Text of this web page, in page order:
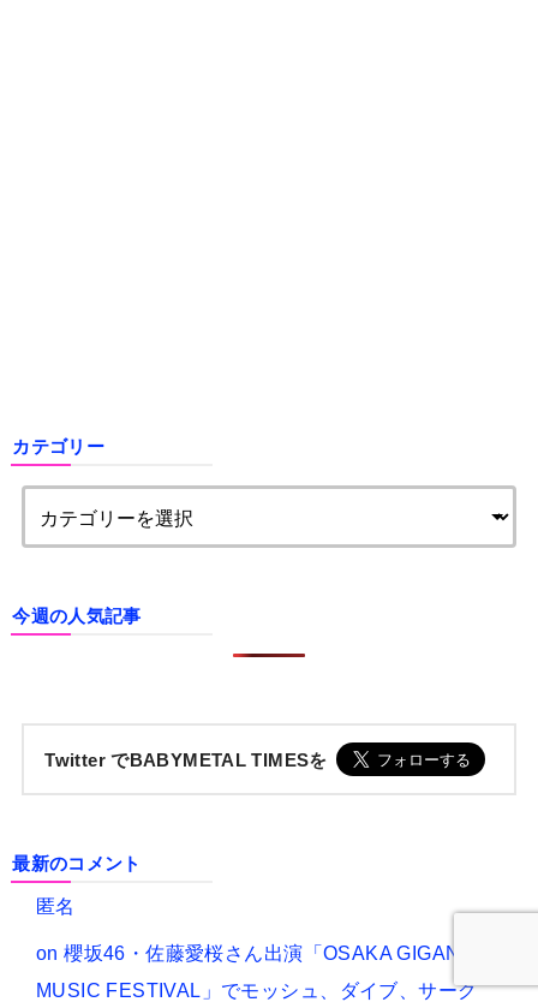
カテゴリー
今週の人気記事
Twitter でBABYMETAL TIMESを
最新のコメント
匿名
on櫻坂46・佐藤愛桜さん出演「OSAKA GIGANTIC
MUSIC FESTIVAL」でモッシュ、ダイブ、サーク